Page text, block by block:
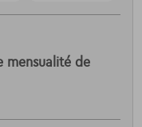
mensualité de